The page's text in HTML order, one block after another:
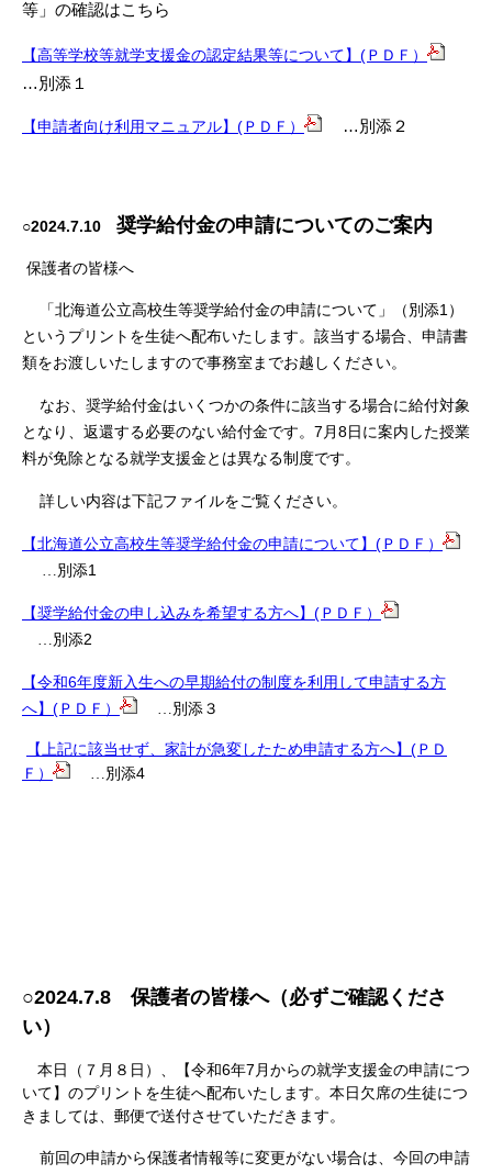
等」の確認はこちら
【高等学校等就学支援金の認定結果等について】(ＰＤＦ）
…別添１
【申請者向け利用マニュアル】(ＰＤＦ） …別添２
○2024.7.10 奨学給付金の申請についてのご案内
保護者の皆様へ
「北海道公立高校生等奨学給付金の申請について」（別添1 ）
というプリントを生徒へ配布いたします。該当する場合、申請書
類をお渡しいたしますので事務室までお越しください。
なお、奨学給付金はいくつかの条件に該当する場合に給付対象
となり、返還する必要のない給付金です。 7 月 8 日に案内した授業
料が免除となる就学支援金とは異なる制度です。
詳しい内容は下記ファイルをご覧ください。
【北海道公立高校生等奨学給付金の申請について】(ＰＤＦ）
…別添1
【奨学給付金の申し込みを希望する方へ】(ＰＤＦ）
…別添2
【令和6年度新入生への早期給付の制度を利用して申請する方
へ】(ＰＤＦ）
…別添３
【上記に該当せず、家計が急変したため申請する方へ】(ＰＤ
Ｆ）
…別添4
○2024.7.8 保護者の皆様へ（必ずご確認くださ
い）
本日（７月８日）、【令和6年7 月からの就学支援金の申請につ
いて】のプリントを生徒へ配布いたします。本日欠席の生徒につ
きましては、郵便で送付させていただきます。
前回の申請から保護者情報等に変更がない場合は、今回の申請